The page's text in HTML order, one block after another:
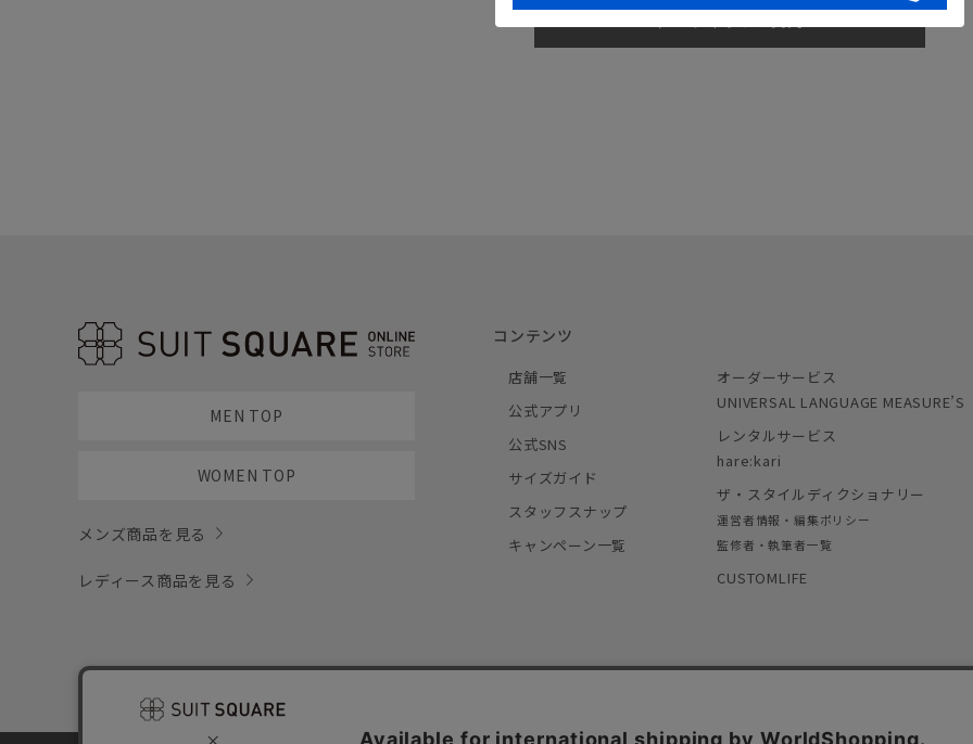
sms
MEN TOP
WOMEN TOP
メンズ商品を見る
レディース商品を見る
コンテンツ
店舗一覧
公式アプリ
公式SNS
サイズガイド
スタッフスナップ
キャンペーン一覧
オーダーサービス
UNIVERSAL LANGUAGE MEASURE’S
レンタルサービス
hare:kari
ザ・スタイルディクショナリー
運営者情報・編集ポリシー
監修者・執筆者一覧
CUSTOMLIFE